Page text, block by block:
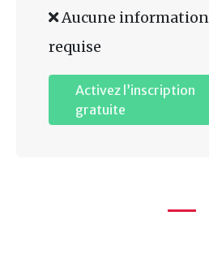
Aucune
requise
Activez l’inscription
gratuite